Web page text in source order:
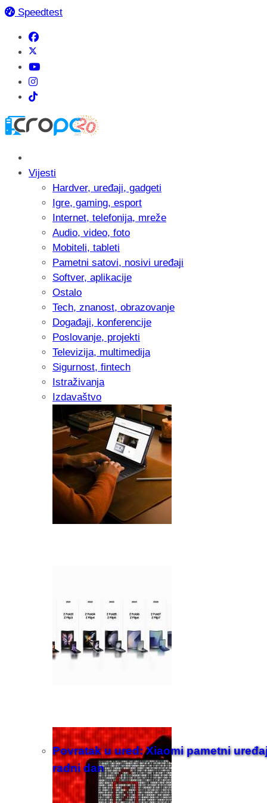
Speedtest
Vijesti
Hardver, uređaji, gadgeti
Igre, gaming, esport
Internet, telefonija, mreže
Audio, video, foto
Mobiteli, tableti
Pametni satovi, nosivi uređaji
Softver, aplikacije
Ostalo
Tech, znanost, obrazovanje
Događaji, konferencije
Poslovanje, projekti
Televizija, multimedija
Sigurnost, fintech
Istraživanja
Izdavaštvo
Povratak u ured: Xiaomi pametni
radni dan